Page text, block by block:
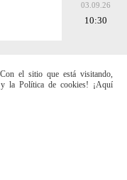
03.09.26
10:30
el sitio que está visitando,
y la Política de cookies! ¡Aquí